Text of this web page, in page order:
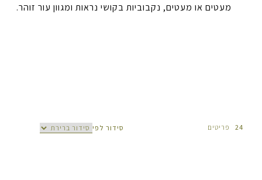
מעטים או מעטים, נקבוביות בקושי נראות ומגוון עור זוהר.
24 פריטים סידור לפי